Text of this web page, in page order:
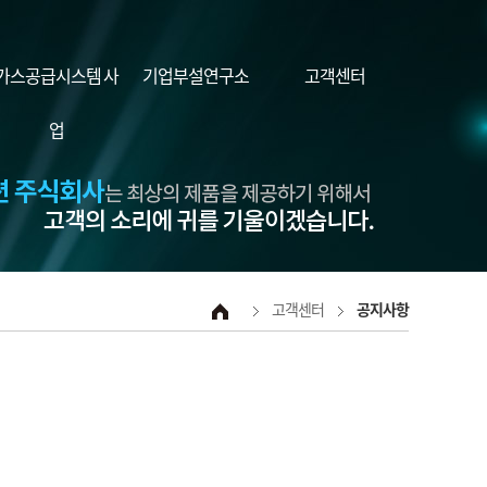
스공급시스템 사
업
기업부설연구소 고객센터
고객센터 공지사항